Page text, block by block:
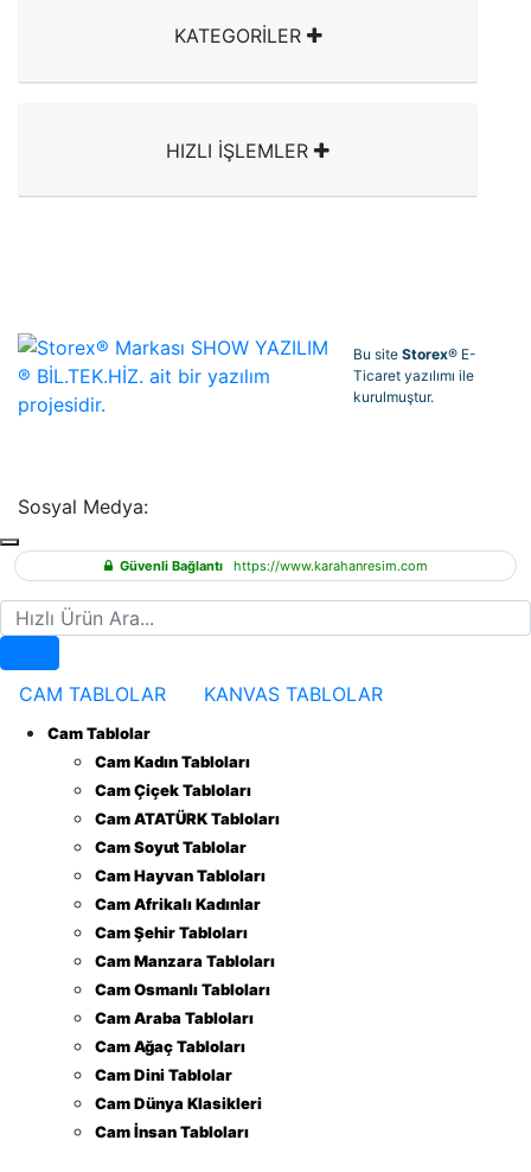
KATEGORİLER
HIZLI İŞLEMLER
Bu siteStorex® E-
Ticaret yazılımı ile
kurulmuştur.
Sosyal Medya:
Güvenli Bağlantıhttps://www.karahanresim.com
Hızlı Ürün Ara
CAM TABLOLAR KANVAS TABLOLAR
Cam Tablolar
Cam Kadın Tabloları
Cam Çiçek Tabloları
Cam ATATÜRK Tabloları
Cam Soyut Tablolar
Cam Hayvan Tabloları
Cam Afrikalı Kadınlar
Cam Şehir Tabloları
Cam Manzara Tabloları
Cam Osmanlı Tabloları
Cam Araba Tabloları
Cam Ağaç Tabloları
Cam Dini Tablolar
Cam Dünya Klasikleri
Cam İnsan Tabloları